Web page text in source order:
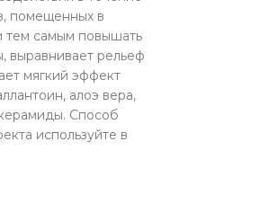
помещенных в
тем самым повышать
выравнивает рельеф
мягкий эффект
алоэ вера,
Способ
используйте в